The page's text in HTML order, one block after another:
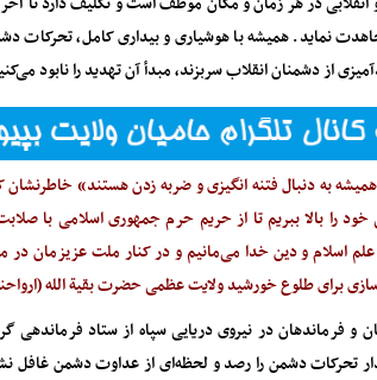
نماید. همیشه با هوشیاری و بیداری کامل، تحرکات
از دشمنان انقلاب سربزند، مبدأ آن تهدید را نابود
به دنبال فتنه انگیزی و ضربه زدن هستند» خاطرنشان
خود را بالا ببریم تا از حریم حرم جمهوری اسلامی با
اسلام و دین خدا می‌مانیم و در کنار ملت عزیزمان
برای طلوع خورشید ولایت عظمی حضرت بقیة الله
و فرماندهان در نیروی دریایی سپاه از ستاد فرماندهی
تحرکات دشمن را رصد و لحظه‌ای از عداوت دشمن غافل